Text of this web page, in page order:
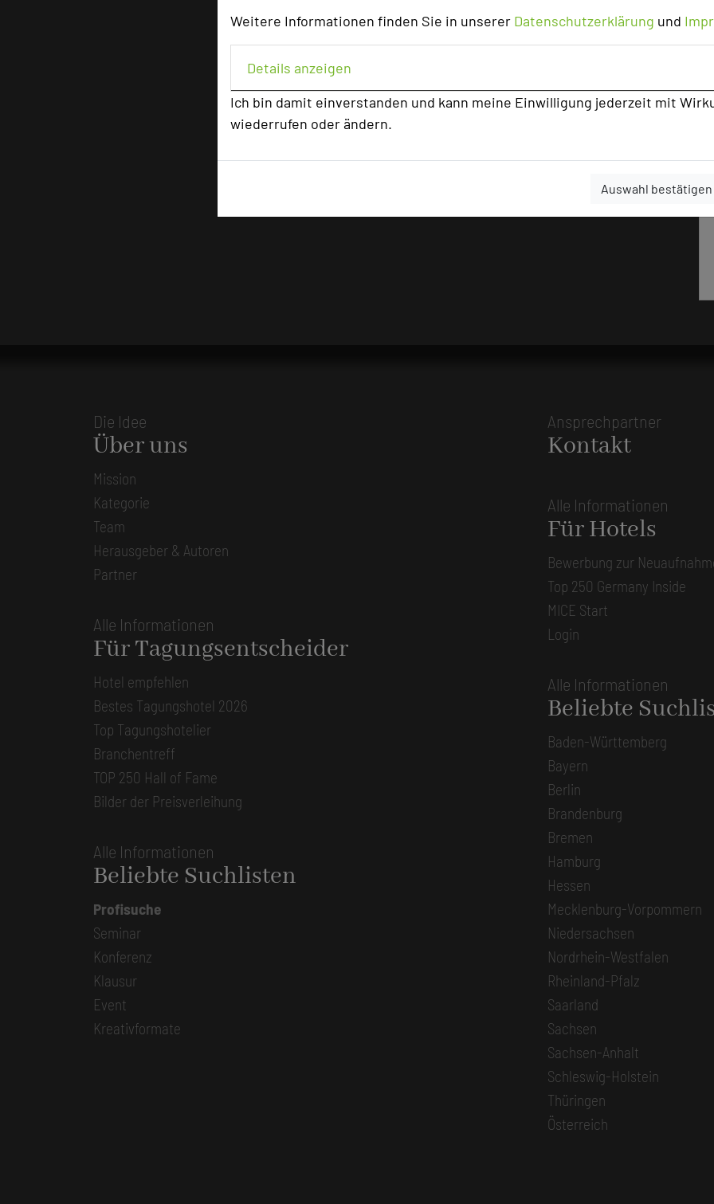
Weitere Informationen finden Sie in unserer Datenschutzerklärung und
Details anzeigen
Ich bin damit einverstanden und kann meine Einwilligung jederzeit mit
wiederrufen oder ändern.
Auswahl bestätigen
Die Idee
Über uns
Mission
Kategorie
Team
Herausgeber & Autoren
Partner
Alle Informationen
Für Tagungsentscheider
Hotel empfehlen
Bestes Tagungshotel 2026
Top Tagungshotelier
Branchentreff
TOP 250 Hall of Fame
Bilder der Preisverleihung
Alle Informationen
Beliebte Suchlisten
Profisuche
Seminar
Konferenz
Klausur
Event
Kreativformate
Ansprechpartner
Kontakt
Alle Informationen
Für Hotels
Bewerbung zur
Top 250 Germany Inside
MICE Start
Login
Alle Informationen
Beliebte
Baden-Württemberg
Bayern
Berlin
Brandenburg
Bremen
Hamburg
Hessen
Mecklenburg-Vorpommern
Niedersachsen
Nordrhein-Westfalen
Rheinland-Pfalz
Saarland
Sachsen
Sachsen-Anhalt
Schleswig-Holstein
Thüringen
Österreich